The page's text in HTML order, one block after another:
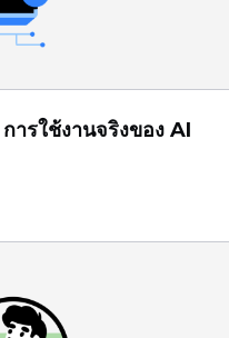
ารใช้งานจริงของ AI